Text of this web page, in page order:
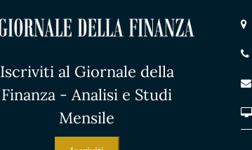
Iscriviti al Giornale della
Finanza - Analisi e Studi
Mensile